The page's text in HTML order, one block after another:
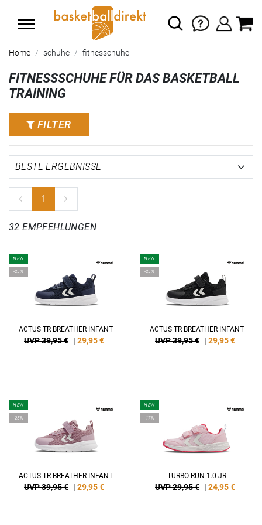
Home schuhe fitnesschuhe
FITNESSSCHUHE FÜR DAS BASKETBALL
TRAINING
FILTER
1
32 EMPFEHLUNGEN
NEW
-25%
ACTUS TR BREATHER INFANT
UVP 39,95 € | 29,95€
NEW
-25%
ACTUS TR BREATHER INFANT
UVP 39,95 € | 29,95€
NEW
-25%
ACTUS TR BREATHER INFANT
UVP 39,95 € | 29,95€
NEW
-17%
TURBO RUN 1.0 JR
UVP 29,95 € | 24,95€